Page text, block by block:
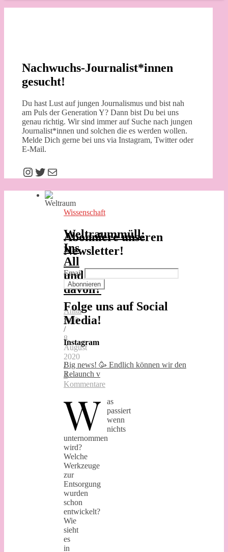
Nachwuchs-Journalist*innen
gesucht!
Du hast Lust auf jungen Journalismus und bist nah
am Puls der Generation Y? Dann bist Du bei uns
genau richtig. Wir sind immer auf Suche nach jungen
Journalist*innen und solchen die es werden wollen.
Melde Dich gerne bei uns via Instagram, Twitter oder
E-Mail.
Instagram
Twitter
E-Mail
Wissenschaft
Weltraummüll:
Ins
All
und
davon?
Anita
Stall
/
8.
August
2020
/
4
Kommentare
W
as
passiert
wenn
nichts
unternommen
wird?
Welche
Werkzeuge
zur
Entsorgung
wurden
schon
entwickelt?
Wie
sieht
es
in
Abonniere unseren
Newsletter!
Email
Folge uns auf Social
Media!
Instagram
Big news! 🥳 Endlich können wir den
Relaunch v